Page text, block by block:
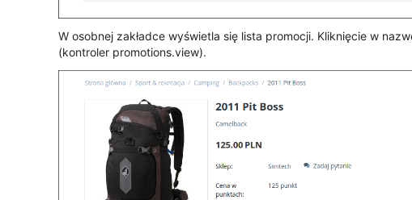
W osobnej zakładce wyświetla się lista promocji. Kliknięcie w
(kontroler promotions.view).